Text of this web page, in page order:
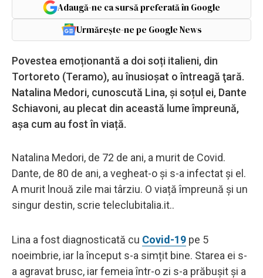
Adaugă-ne ca sursă preferată în Google
Urmărește-ne pe Google News
Povestea emoționantă a doi soți italieni, din
Tortoreto (Teramo), au înusioşat o întreagă ţară.
Natalina Medori, cunoscută Lina, și soțul ei, Dante
Schiavoni, au plecat din această lume împreună,
așa cum au fost în viață.
Natalina Medori, de 72 de ani, a murit de Covid.
Dante, de 80 de ani, a vegheat-o şi s-a infectat şi el.
A murit lnouă zile mai târziu. O viață împreună și un
singur destin, scrie teleclubitalia.it..
Lina a fost diagnosticată cu Covid-19 pe 5
noeimbrie, iar la început s-a simțit bine. Starea ei s-
a agravat brusc, iar femeia într-o zi s-a prăbușit și a